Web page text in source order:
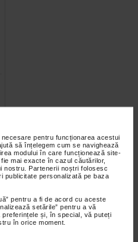
pentru funcționarea acestui
să înțelegem cum se navighează
modului în care funcționează site-
mai exacte în cazul căutărilor,
nostru. Partenerii noștri folosesc
publicitate personalizată pe baza
pentru a fi de acord cu aceste
setările” pentru a vă
preferințele și, în special, vă puteți
în orice moment.
CallCenter